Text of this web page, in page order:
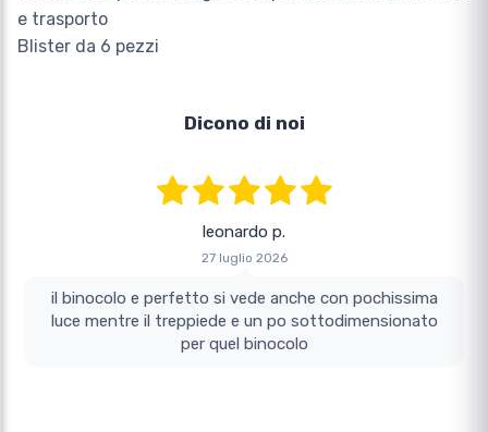
e trasporto
Blister da 6 pezzi
Dicono di noi
leonardo p.
27 luglio 2026
il binocolo e perfetto si vede anche con pochissima
luce mentre il treppiede e un po sottodimensionato
per quel binocolo